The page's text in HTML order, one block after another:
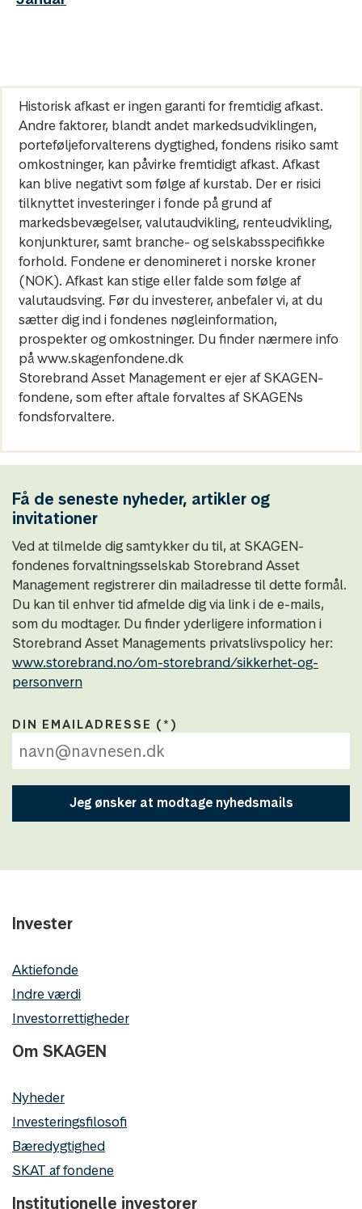
Historisk afkast er ingen garanti for fremtidig afkast.
Andre faktorer, blandt andet markedsudviklingen,
porteføljeforvalterens dygtighed, fondens risiko samt
omkostninger, kan påvirke fremtidigt afkast. Afkast
kan blive negativt som følge af kurstab. Der er risici
tilknyttet investeringer i fonde på grund af
markedsbevægelser, valutaudvikling, renteudvikling,
konjunkturer, samt branche- og selskabsspecifikke
forhold. Fondene er denomineret i norske kroner
(NOK). Afkast kan stige eller falde som følge af
valutaudsving. Før du investerer, anbefaler vi, at du
sætter dig ind i fondenes nøgleinformation,
prospekter og omkostninger. Du finder nærmere info
på www.skagenfondene.dk
Storebrand Asset Management er ejer af SKAGEN-
fondene, som efter aftale forvaltes af SKAGENs
fondsforvaltere.
Få de seneste nyheder, artikler og
invitationer
Ved at tilmelde dig samtykker du til, at SKAGEN-
fondenes forvaltningsselskab Storebrand Asset
Management registrerer din mailadresse til dette formål.
Du kan til enhver tid afmelde dig via link i de e-mails,
som du modtager. Du finder yderligere information i
Storebrand Asset Managements privatslivspolicy her:
www.storebrand.no/om-storebrand/sikkerhet-og-
personvern
DIN EMAILADRESSE
Jeg ønsker at modtage nyhedsmails
Invester
Aktiefonde
Indre værdi
Investorrettigheder
Om SKAGEN
Nyheder
Investeringsfilosofi
Bæredygtighed
SKAT af fondene
Institutionelle investorer